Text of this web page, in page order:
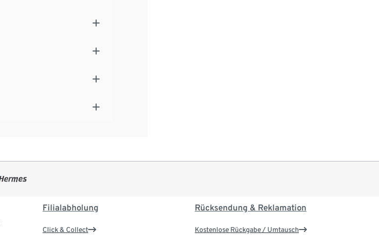
Filialabholung
Click & Collect
Rücksendung & Reklamation
Kostenlose Rückgabe / Umtausch